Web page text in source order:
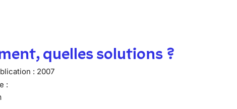
quelles solutions ?
: 2007
: